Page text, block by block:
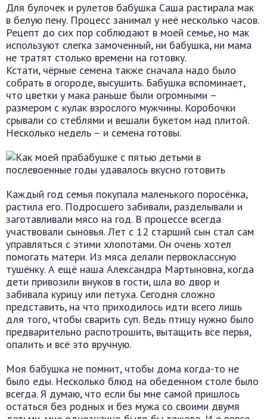
Для булочек и рулетов бабушка Саша растирала мак
в белую пену. Процесс занимал у неё несколько часов.
Рецепт до сих пор соблюдают в моей семье, но мак
используют слегка замоченный, ни бабушка, ни мама
не тратят столько времени на готовку.
Кстати, чёрные семена также сначала надо было
собрать в огороде, высушить. Бабушка вспоминает,
что цветки у мака раньше были огромными –
размером с кулак взрослого мужчины. Коробочки
срывали со стеблями и вешали букетом над плитой.
Несколько недель – и семена готовы.
Каждый год семья покупала маленького поросёнка,
растила его. Подросшего забивали, разделывали и
заготавливали мясо на год. В процессе всегда
участвовали сыновья. Лет с 12 старший сын стал сам
управляться с этими хлопотами. Он очень хотел
помогать матери. Из мяса делали первоклассную
тушёнку. А ещё наша Александра Мартыновна, когда
дети привозили внуков в гости, шла во двор и
забивала курицу или петуха. Сегодня сложно
представить, на что приходилось идти всего лишь
для того, чтобы сварить суп. Ведь птицу нужно было
предварительно распотрошить, вытащить все перья,
опалить и всё это вручную.
Моя бабушка не помнит, чтобы дома когда-то не
было еды. Несколько блюд на обеденном столе было
всегда. Я думаю, что если бы мне самой пришлось
остаться без родных и без мужа со своими двумя